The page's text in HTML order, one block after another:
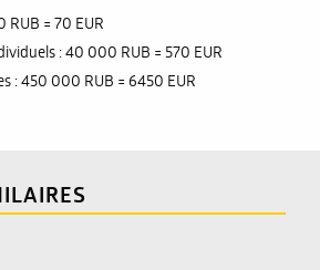
RUB = 70 EUR
: 40 000 RUB = 570 EUR
: 450 000 RUB = 6450 EUR